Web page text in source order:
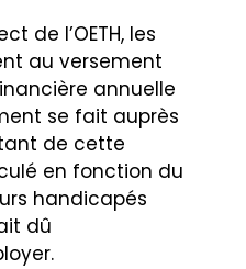
de l’OETH, les
au versement
annuelle
se fait auprès
de cette
en fonction du
handicapés
dû